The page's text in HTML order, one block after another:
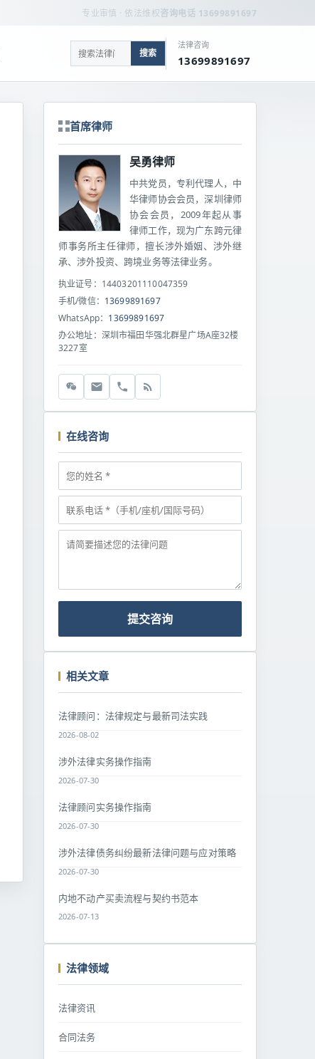
专业审慎 · 依法维权咨询电话 13699891697
搜索
法律咨询
13699891697
首席律师
吴勇律师
中共党员，专利代理人，中
华律师协会会员，深圳律师
协会会员，2009年起从事
律师工作，现为广东跨元律
师事务所主任律师，擅长涉外婚姻、涉外继
承、涉外投资、跨境业务等法律业务。
执业证号：14403201110047359
手机/微信： 13699891697
WhatsApp： 13699891697
办公地址：深圳市福田华强北群星广场A座32楼
3227室
在线咨询
提交咨询
相关文章
法律顾问：法律规定与最新司法实践
2026-08-02
涉外法律实务操作指南
2026-07-30
法律顾问实务操作指南
2026-07-30
涉外法律债务纠纷最新法律问题与应对策略
2026-07-30
内地不动产买卖流程与契约书范本
2026-07-13
法律领域
法律资讯
合同法务